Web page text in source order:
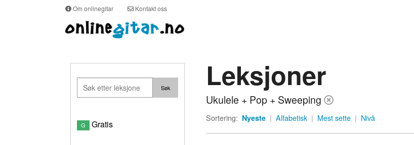
Om onlinegitar Kontakt oss
G Gratis
Leksjoner
Ukulele + Pop + Sweeping
Sortering: Nyeste | Alfabetisk | Mest sette | Nivå